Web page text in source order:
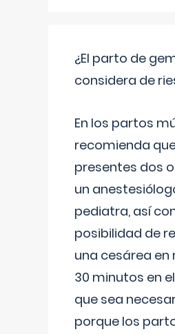
¿El parto de
considera de
En los partos
recomienda
presentes dos
un
pediatra, así
posibilidad de
una cesárea en
30 minutos en
que sea
porque los